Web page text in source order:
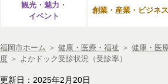
観光・魅力・
イベント
創業・産業・ビジネス
福岡市ホーム ＞ 健康・医療・福祉 ＞ 健康・医
度 ＞ よかドック受診状況（受診率）
更新日：2025年2月20日